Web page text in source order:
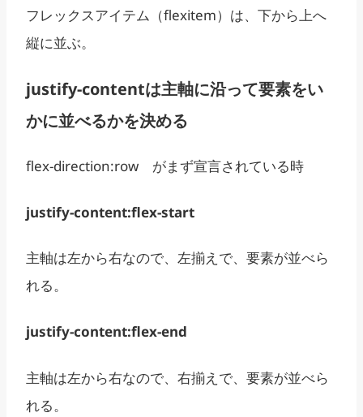
フレックスアイテム（flexitem）は、下から上へ
縦に並ぶ。
justify-contentは主軸に沿って要素をい
かに並べるかを決める
flex-direction:row がまず宣言されている時
justify-content:flex-start
主軸は左から右なので、左揃えで、要素が並べら
れる。
justify-content:flex-end
主軸は左から右なので、右揃えで、要素が並べら
れる。